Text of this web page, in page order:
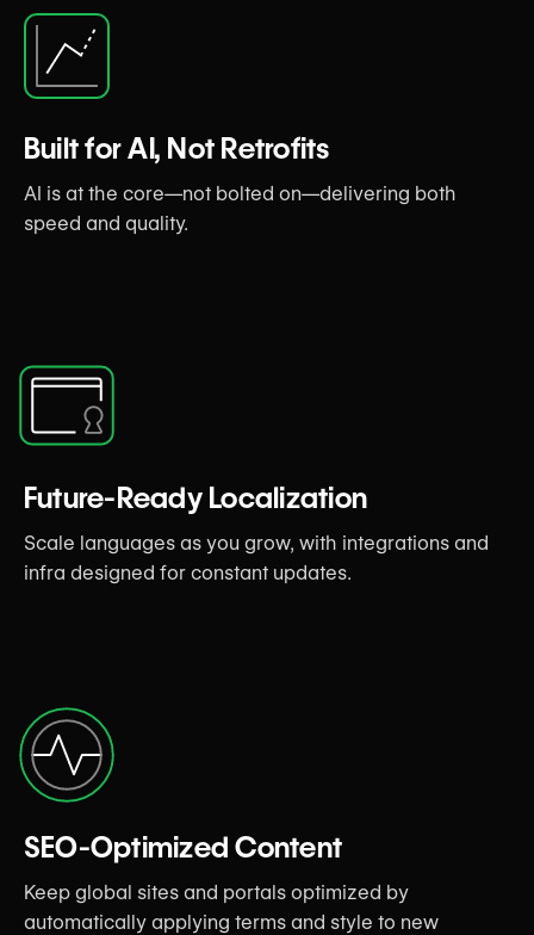
Built for AI, Not Retrofits
AI is at the core—not bolted on—delivering both
speed and quality.
Future-Ready Localization
Scale languages as you grow, with integrations and
infra designed for constant updates.
SEO-Optimized Content
Keep global sites and portals optimized by
automatically applying terms and style to new